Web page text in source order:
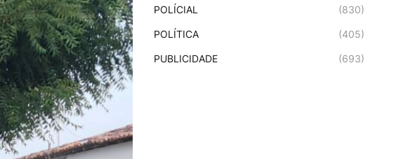
POLÍCIAL (830)
POLÍTICA (405)
PUBLICIDADE (693)